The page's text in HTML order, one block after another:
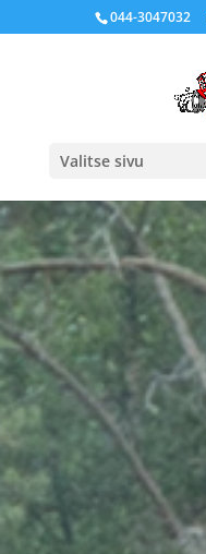
044-3047032
Valitse sivu